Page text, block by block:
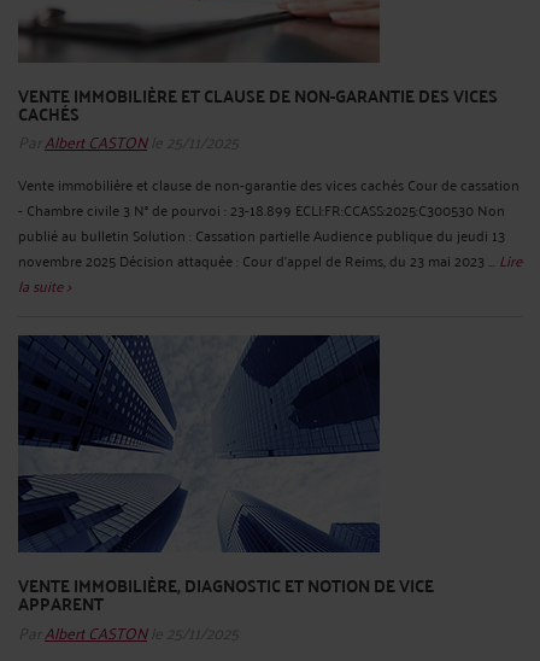
VENTE IMMOBILIÈRE ET CLAUSE DE NON-GARANTIE DES VICES
CACHÉS
ParAlbert CASTONle 25/11/2025
Vente immobilière et clause de non-garantie des vices cachés Cour de cassation
- Chambre civile 3 N° de pourvoi : 23-18.899 ECLI:FR:CCASS:2025:C300530 Non
publié au bulletin Solution : Cassation partielle Audience publique du jeudi 13
novembre 2025 Décision attaquée : Cour d'appel de Reims, du 23 mai 2023 ... Lire
la suite >
VENTE IMMOBILIÈRE, DIAGNOSTIC ET NOTION DE VICE
APPARENT
ParAlbert CASTONle 25/11/2025